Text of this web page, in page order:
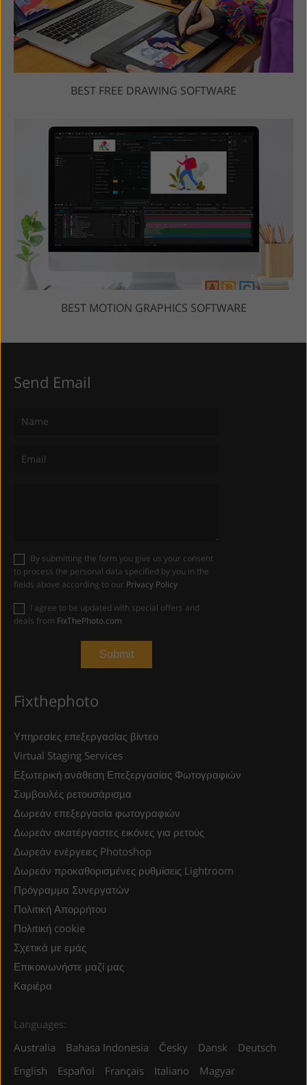
BEST FREE DRAWING SOFTWARE
BEST MOTION GRAPHICS SOFTWARE
Send Email
to process the personal data specified by you in the
fields above according to our Privacy Policy
deals from FixThePhoto.com
Fixthephoto
Υπηρεσίες επεξεργασίας βίντεο
Virtual Staging Services
Εξωτερική ανάθεση Επεξεργασίας Φωτογραφιών
Συμβουλές ρετουσάρισμα
Δωρεάν επεξεργασία φωτογραφιών
Δωρεάν ακατέργαστες εικόνες για ρετούς
Δωρεάν ενέργειες Photoshop
Δωρεάν προκαθορισμένες ρυθμίσεις Lightroom
Πρόγραμμα Συνεργατών
Πολιτική Απορρήτου
Πολιτική cookie
Σχετικά με εμάς
Επικοινωνήστε μαζί μας
Καριέρα
Languages:
Australia
Bahasa Indonesia Česky Dansk
Deutsch
English
Español Français Italiano Magyar